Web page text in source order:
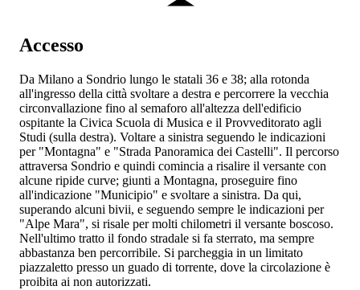
Accesso
Da Milano a Sondrio lungo le statali 36 e 38; alla rotonda
all'ingresso della città svoltare a destra e percorrere la vecchia
circonvallazione fino al semaforo all'altezza dell'edificio
ospitante la Civica Scuola di Musica e il Provveditorato agli
Studi (sulla destra). Voltare a sinistra seguendo le indicazioni
per "Montagna" e "Strada Panoramica dei Castelli". Il percorso
attraversa Sondrio e quindi comincia a risalire il versante con
alcune ripide curve; giunti a Montagna, proseguire fino
all'indicazione "Municipio" e svoltare a sinistra. Da qui,
superando alcuni bivii, e seguendo sempre le indicazioni per
"Alpe Mara", si risale per molti chilometri il versante boscoso.
Nell'ultimo tratto il fondo stradale si fa sterrato, ma sempre
abbastanza ben percorribile. Si parcheggia in un limitato
piazzaletto presso un guado di torrente, dove la circolazione è
proibita ai non autorizzati.